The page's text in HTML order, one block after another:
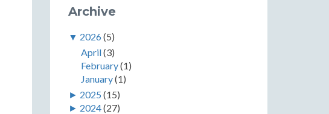
Archive
▼ 2026(5)
April(3)
February(1)
January(1)
► 2025 (15)
► 2024(27)